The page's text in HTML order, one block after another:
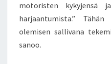
motoristen kykyjensä
harjaantumista.”
olemisen sallivana
sanoo.